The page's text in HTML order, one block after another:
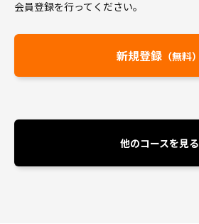
新規登録 （無料）
会員登録を行ってください。
他のコースを見る